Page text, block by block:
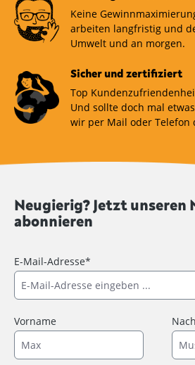
Keine
arbeiten langfristig und
Umwelt und an morgen.
Sicher und zertifiziert
Top
Und sollte doch mal
wir per Mail oder Telefon
Neugierig? Jetzt unseren
abonnieren
E-Mail-Adresse*
Vorname